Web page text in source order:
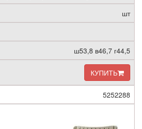
шт
ш53,8 в46,7 г44,5
КУПИТЬ
5252288